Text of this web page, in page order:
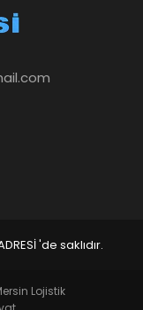
'de saklıdır.
Lojistik